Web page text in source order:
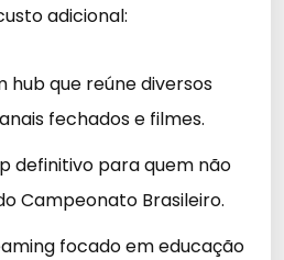
adicional:
hub que reúne diversos
fechados e filmes.
definitivo para quem não
Campeonato Brasileiro.
focado em educação